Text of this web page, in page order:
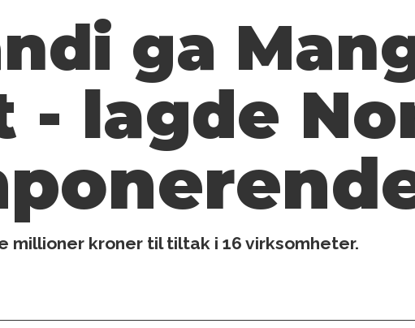
ga
- lagde
kroner til tiltak i 16 virksomheter.